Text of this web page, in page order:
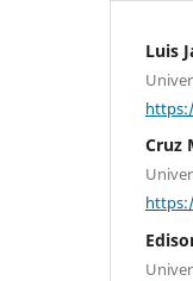
Luis
Cruz